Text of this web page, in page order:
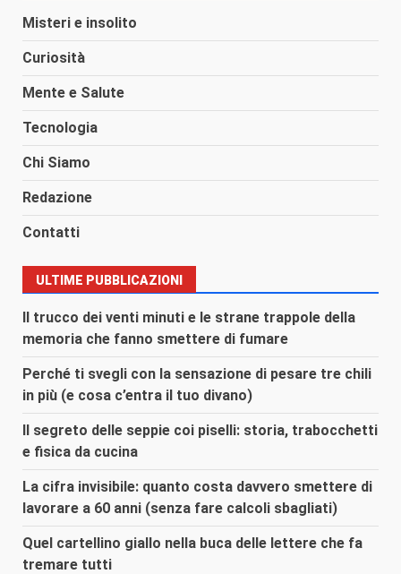
Misteri e insolito
Curiosità
Mente e Salute
Tecnologia
Chi Siamo
Redazione
Contatti
ULTIME PUBBLICAZIONI
Il trucco dei venti minuti e le strane trappole della
memoria che fanno smettere di fumare
Perché ti svegli con la sensazione di pesare tre chili
in più (e cosa c’entra il tuo divano)
Il segreto delle seppie coi piselli: storia, trabocchetti
e fisica da cucina
La cifra invisibile: quanto costa davvero smettere di
lavorare a 60 anni (senza fare calcoli sbagliati)
Quel cartellino giallo nella buca delle lettere che fa
tremare tutti